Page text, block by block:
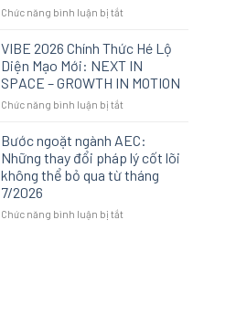
Cách
Cường
tái
định
nghĩa
trải
không
gian
tại
VIBE
cấp
còn
định
nghĩa
bởi
xa
Chức năng bình luận bị tắtở
“an
toàn”
trở
thành
tiêu
mới
một
không
sống
VIBE 2026 Chính Thức Hé Lộ
Diện Mạo Mới: NEXT IN
SPACE – GROWTH IN MOTION
Chức năng bình luận bị tắtở
2026
Chính
Thức
Hé
Diện
Bước ngoặt ngành AEC:
Những thay đổi pháp lý cốt lõi
không thể bỏ qua từ tháng
7/2026
Chức năng bình luận bị tắtở